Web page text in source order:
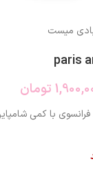
میست
تومان
فرانسوی با کمی